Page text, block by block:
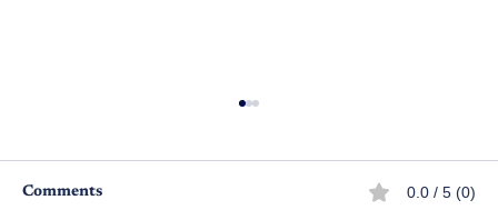
Comments 0.0 / 5 (0)